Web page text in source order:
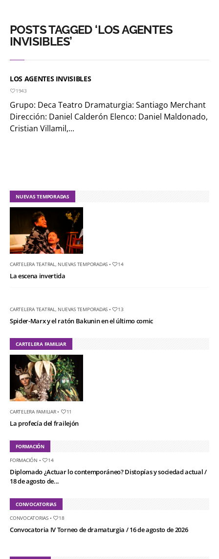
POSTS TAGGED ‘LOS AGENTES
INVISIBLES’
LOS AGENTES INVISIBLES
1943
Grupo: Deca Teatro Dramaturgia: Santiago Merchant
Dirección: Daniel Calderón Elenco: Daniel Maldonado,
Cristian Villamil,...
NUEVAS TEMPORADAS
CARTELERA TEATRAL NUEVAS TEMPORADAS • 14
La escena invertida
CARTELERA TEATRAL NUEVAS TEMPORADAS • 13
Spider-Marx y el ratón Bakunin en el último comic
CARTELERA FAMILIAR
CARTELERA FAMILIAR• 11
La profecía del frailejón
FORMACIÓN
FORMACIÓN • 14
Diplomado ¿Actuar lo contemporáneo? Distopías y sociedad actual /
18 de agosto de...
CONVOCATORIAS
CONVOCATORIAS• 18
Convocatoria IV Torneo de dramaturgia / 16 de agosto de 2026